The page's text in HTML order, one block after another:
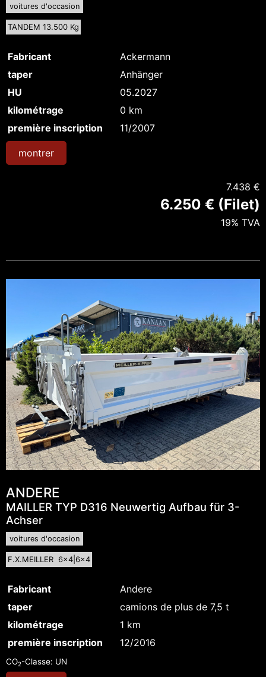
voitures d'occasion
TANDEM 13.500 Kg
Fabricant
Ackermann
taper
Anhänger
HU
05.2027
kilométrage
0 km
première inscription
11/2007
montrer
7.438 €
6.250 € (Filet)
19% TVA
ANDERE
MAILLER TYP D316 Neuwertig Aufbau für 3-
Achser
voitures d'occasion
F.X.MEILLER 6x4|6x4
Fabricant
Andere
taper
camions de plus de 7,5 t
kilométrage
1 km
première inscription
12/2016
CO2-Classe: UN